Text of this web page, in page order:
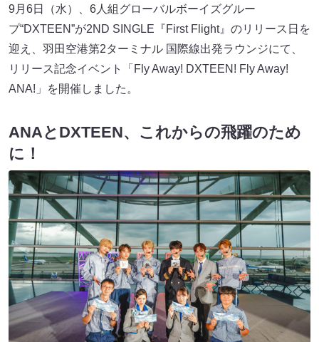
9⽉6⽇（⽔）、6⼈組グローバルボーイズグルー
プ“DXTEEN”が2ND SINGLE『First Flight』のリリース⽇を
迎え、⽻⽥空港第2ターミナル 国際線出発ラウンジにて、
リリース記念イベント「Fly Away! DXTEEN! Fly Away!
ANA!」を開催しました。
ANAとDXTEEN、これからの⾶躍のため
に！